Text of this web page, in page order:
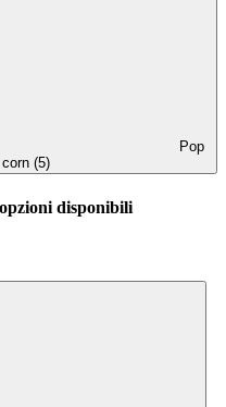
Pop
corn (5)
disponibili